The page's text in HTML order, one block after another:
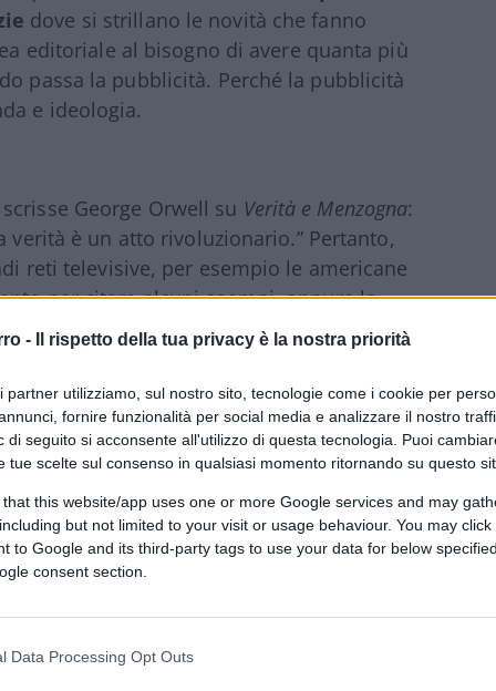
- Il rispetto della tua privacy è la nostra priorità
partner utilizziamo, sul nostro sito, tecnologie come i cookie per
fornire funzionalità per social media e analizzare il nostro
di seguito si acconsente all'utilizzo di questa tecnologia. Puoi
tue scelte sul consenso in qualsiasi momento ritornando su questo
that this website/app uses one or more Google services and may
but not limited to your visit or usage behaviour. You may
to Google and its third-party tags to use your data for below
consent section.
Data Processing Opt Outs
dove si strillano le novità che fanno
editoriale al bisogno di avere quanta più
passa la pubblicità. Perché la pubblicità
e ideologia.
George Orwell su Verità e Menzogna:
verità è un atto rivoluzionario.” Pertanto,
reti televisive, per esempio le americane
per citare alcuni esempi, oppure la
per rimanere in Italia, in alcuni
quasi totalità di quelli della Rai, che
di qualcuno, quando fanno
in pochi sembra che se ne rendano
politici, motivi di bottega.
è progresso e porta il denaroche
e per aumentare gli stipendi, già belli
cui vengono pagati. Cioè, da bravi
va bene al padrone di turno. Con tanti
ormai sono tutti in pensione o nei
randagi pulciosi che quando abbaiano